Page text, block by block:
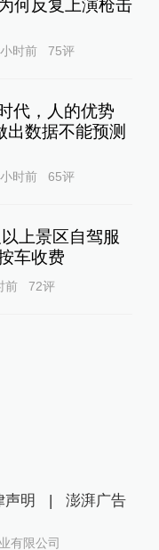
何反复上演枪击
时前 75评
代，人的优势
出数据不能预测
时前 65评
上景区自驾服
车收费
前 72评
声明 | 澎湃广告
有限公司